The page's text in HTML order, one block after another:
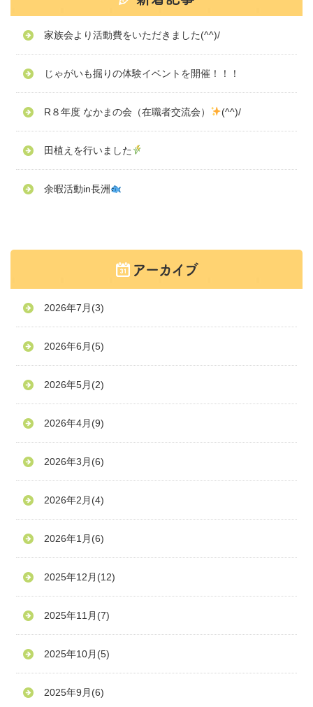
家族会より活動費をいただきました(^^)/
じゃがいも掘りの体験イベントを開催！！！
R８年度 なかまの会（在職者交流会） (^^)/
田植えを行いました
余暇活動in長洲
2026年7月 (3)
2026年6月 (5)
2026年5月 (2)
2026年4月 (9)
2026年3月 (6)
2026年2月 (4)
2026年1月 (6)
2025年12月 (12)
2025年11月 (7)
2025年10月 (5)
2025年9月 (6)